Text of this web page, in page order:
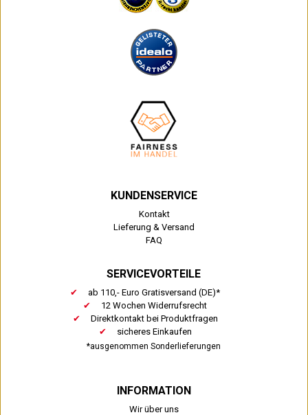
KUNDENSERVICE
Kontakt
Lieferung & Versand
FAQ
SERVICEVORTEILE
ab 110,- Euro Gratisversand (DE)*
12 Wochen Widerrufsrecht
Direktkontakt bei Produktfragen
sicheres Einkaufen
*ausgenommen Sonderlieferungen
INFORMATION
Wir über uns